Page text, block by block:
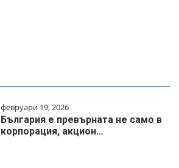
февруари 19, 2026
България е превърната не само в
корпорация, акцион…